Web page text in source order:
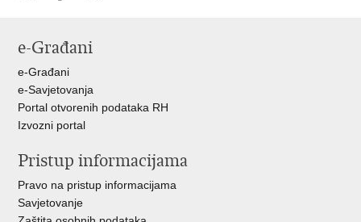
FacebookuTwitteru
e-Građani
e-Građani
e-Savjetovanja
Portal otvorenih podataka RH
Izvozni portal
Pristup informacijama
Pravo na pristup informacijama
Savjetovanje